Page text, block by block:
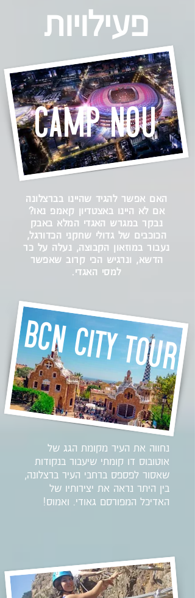
פעילויות
האם אפשר להגיד שהיינו בברצלונה
אם לא היינו באצטדיון קאמפ נאו?
נבקר במגרש האגדי המלא באבק
הכוכבים של גדולי שחקני הכדורגל,
נעבור במוזאון הקבוצה, נעלה על כר
הדשא, ונרגיש הכי קרוב שאפשר
למסי האגדי.
campnou
נחווה את העיר מקומת הגג של
אוטובוס דו קומתי שיעבור בנקודות
שאסור לפספס ברחבי העיר ברצלונה,
בין היתר נראה את יצירותיו של
האדיכל המפורסם גאודי. ואמוס!
bcn city tour